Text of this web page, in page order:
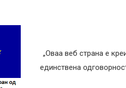
„Оваа веб страна е
единствена